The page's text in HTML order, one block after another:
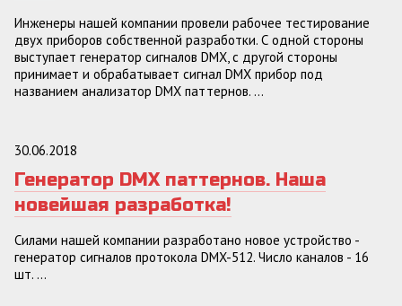
Инженеры нашей компании провели рабочее тестирование
двух приборов собственной разработки. С одной стороны
выступает генератор сигналов DMX, с другой стороны
принимает и обрабатывает сигнал DMX прибор под
названием анализатор DMX паттернов. ...
30.06.2018
Генератор DMX паттернов. Наша
новейшая разработка!
Силами нашей компании разработано новое устройство -
генератор сигналов протокола DMX-512. Число каналов - 16
шт. ...